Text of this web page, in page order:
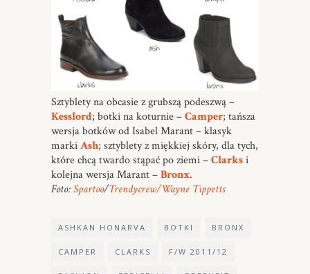
Sztyblety na obcasie z grubszą podeszwą –
Kesslord; botki na koturnie –Camper; tańsza
wersja botków od Isabel Marant – klasyk
markiAsh; sztyblety z miękkiej skóry, dla tych,
które chcą twardo stąpać po ziemi –Clarksi
kolejna wersja Marant –Bronx.
Foto:Spartoo/Trendycrew/Wayne Tippetts
ASHKAN HONARVA BOTKI BRONX
CAMPER CLARKS F/W 2011/12